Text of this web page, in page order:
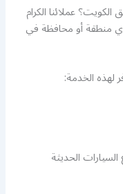
عملائنا الكرام
منطقة أو محافظة في
لهذه الخدمة:
الحديثة